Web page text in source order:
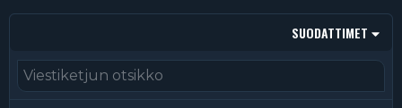
SUODATTIMET